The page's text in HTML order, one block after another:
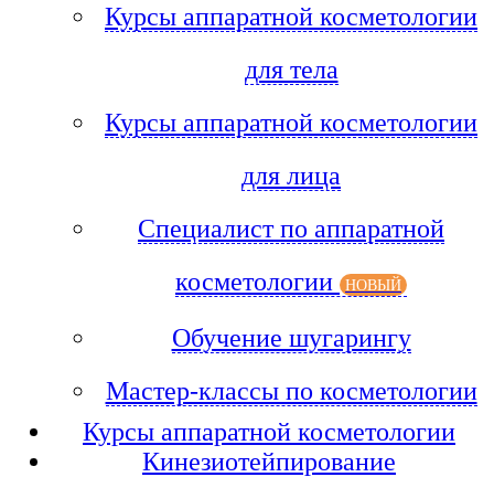
Курсы аппаратной косметологии
для тела
Курсы аппаратной косметологии
для лица
Специалист по аппаратной
косметологии
НОВЫЙ
Обучение шугарингу
Мастер-классы по косметологии
Курсы аппаратной косметологии
Кинезиотейпирование